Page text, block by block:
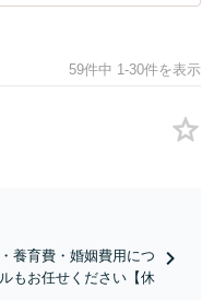
59件中 1-30件を表示
養育費・婚姻費用につ
もお任せください【休